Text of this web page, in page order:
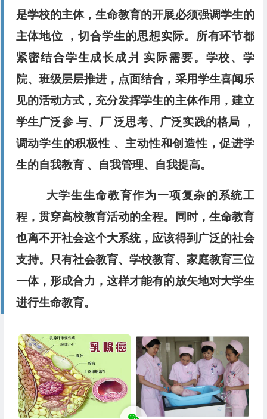
是学校的主体，生命教育的开展必须强调学生的
主体地位 ，切合学生的思想实际。所有环节都
紧密结合学生成长成爿 实际需要。学校、学
院、班级层层推进，点面结合，采用学生喜闻乐
见的活动方式，充分发挥学生的主体作用，建立
学生广泛参 与、厂 泛思考、广泛实践的格局 ，
调动学生的积极性 、主动性和创造性，促进学
生的自我教育 、自我管理、自我提高。
大学生生命教育作为一项复杂的系统工
程，贯穿高校教育活动的全程。同时，生命教育
也离不开社会这个大系统，应该得到广泛的社会
支持。只有社会教育、学校教育、家庭教育三位
一体，形成合力，这样才能有的放矢地对大学生
进行生命教育。